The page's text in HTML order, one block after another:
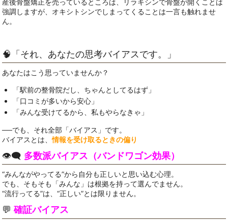
産後骨盤矯正を売っているところは、リラキシンで骨盤が開くことは
強調しますが、オキシトシンでしまってくることは一言も触れませ
ん。
🧠「それ、あなたの思考バイアスです。」
あなたはこう思っていませんか？
「駅前の整骨院だし、ちゃんとしてるはず」
「口コミが多いから安心」
「みんな受けてるから、私もやらなきゃ」
──でも、それ全部「バイアス」です。
バイアスとは、情報を受け取るときの偏り
👁️‍🗨️ 多数派バイアス（バンドワゴン効果）
“みんながやってる”から自分も正しいと思い込む心理。
でも、そもそも「みんな」は根拠を持って選んでません。
“流行ってる”は、“正しい”とは限りません。
💬確証バイアス